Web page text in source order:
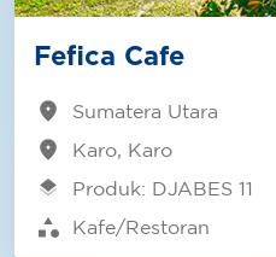
Fefica Cafe
location_on Sumatera Utara
location_on Karo, Karo
layers Produk: DJABES 11
category Kafe/Restoran